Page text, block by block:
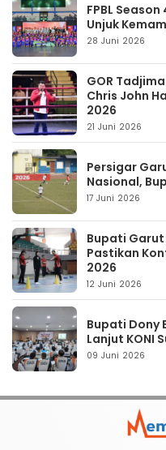
FPBL
Unjuk
28 Juni 2026
GOR
Chris John
2026
21 Juni 2026
Persigar
Nasional,
17 Juni 2026
Bupati Garut
Pastikan
2026
12 Juni 2026
Bupati Dony
Lanjut KONI
09 Juni 2026